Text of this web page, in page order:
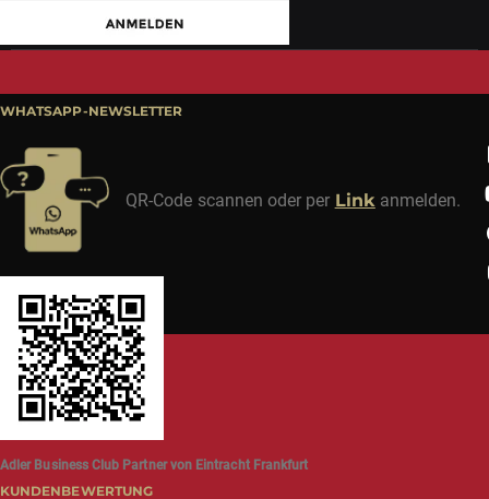
WHATSAPP-NEWSLETTER
QR-Code scannen oder per Linkanmelden.
Adler Business Club Partner von Eintracht Frankfurt
KUNDENBEWERTUNG